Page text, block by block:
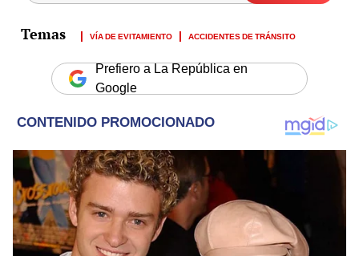
VÍA DE EVITAMIENTO ACCIDENTES DE TRÁNSITO
Prefiero a La República en
Google